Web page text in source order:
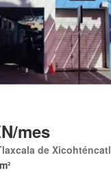
mes
de Xicohténcatl